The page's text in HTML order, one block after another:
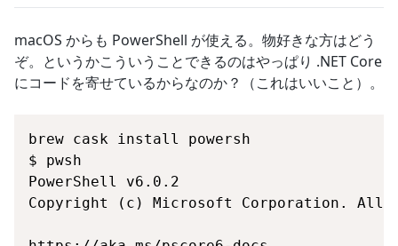
macOS からも PowerShell が使える。物好きな方はどう
ぞ。というかこういうことできるのはやっぱり .NET Core
にコードを寄せているからなのか？（これはいいこと）。